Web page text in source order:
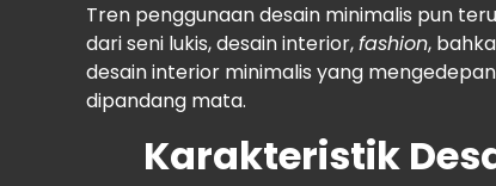
Tren penggunaan desain minimalis pun
dari seni lukis, desain interior,fashion,
desain interior minimalis yang
dipandang mata.
Karakteristik